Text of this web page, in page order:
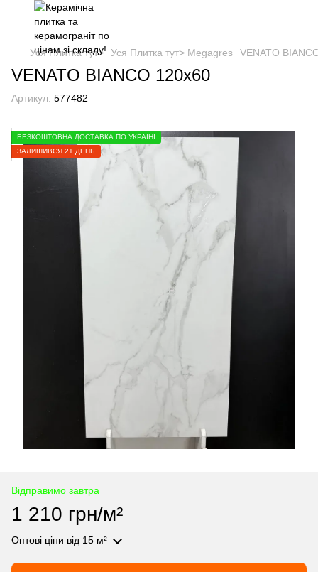
Уся Плитка тут> Уся Плитка тут> Megagres VENATO
VENATO BIANCO 120х60
Артикул: 577482
БЕЗКОШТОВНА ДОСТАВКА ПО УКРАЇНІ
ЗАЛИШИВСЯ 21 ДЕНЬ
Відправимо завтра
1 210 грн/м²
Оптові ціни від 15 м²